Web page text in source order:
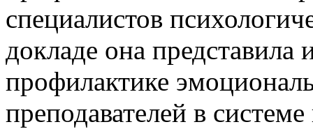
специалистов
докладе она представила
профилактике
преподавателей в